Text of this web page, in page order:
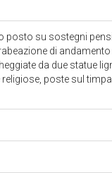
posto su sostegni
di
da due statue
poste sul